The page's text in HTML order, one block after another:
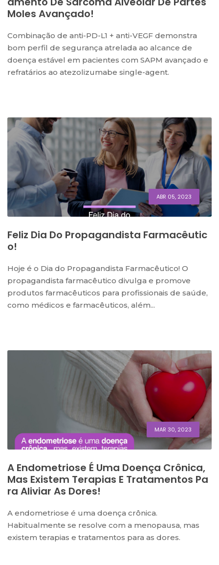
Moles Avançado!
Combinação de anti-PD-L1 + anti-VEGF demonstra
bom perfil de segurança atrelada ao alcance de
doença estável em pacientes com SAPM avançado e
refratários ao atezolizumabe single-agent.
ABR 05, 2023
Feliz Dia Do Propagandista Farmacêutic
O!
Hoje é o Dia do Propagandista Farmacêutico! O
propagandista farmacêutico divulga e promove
produtos farmacêuticos para profissionais de saúde,
como médicos e farmacêuticos, além...
MAR 30, 2023
A Endometriose É Uma Doença Crônica,
Mas Existem Terapias E Tratamentos Pa
Ra Aliviar As Dores!
A endometriose é uma doença crônica.
Habitualmente se resolve com a menopausa, mas
existem terapias e tratamentos para as dores.